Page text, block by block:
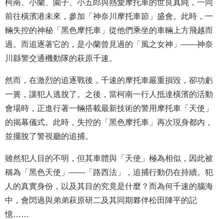
柯南、小蘭、園子、小五郎與熱愛摩托車的世良真純，一同
前往橫濱港未來，參加「神奈川摩托車節」盛會。此時，一
輛失控的神秘「黑色摩托車」從他們乘坐的車輛上方飛越而
過。而追逐著它的，是小蘭曾見過的「風之女神」——神奈
川縣警交通機動隊的萩原千速。
然而，在激烈的追逐戰後，千速的摩托車嚴重損毀，卻功虧
一簣，讓犯人逃脫了。之後，當柯南一行人抵達橫濱的活動
會場時，正進行著一輛搭載最新技術的警用摩托車「天使」
的揭幕儀式。此時，失控的「黑色摩托車」再次現身都內，
並擺脫了警視廳的追捕。
雖然犯人目的不明，但其車體與「天使」極為相似，因此被
稱為「黑色天使」——「路西法」，追捕行動仍在持續。犯
人的真實身份，以及其目的究竟是什麼？而為何千速的腦海
中，會閃過與弟弟萩原研二及其同期夥伴松田陣平的記
憶……